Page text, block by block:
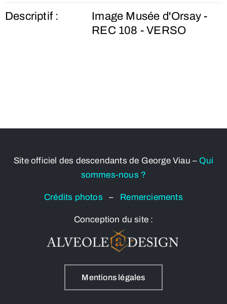
Descriptif :
Image Musée d'Orsay -
REC 108 - VERSO
Site officiel des descendants de George Viau – Qui
sommes-nous ?
Crédits photos– Remerciements
Conception du site :
Mentions légales